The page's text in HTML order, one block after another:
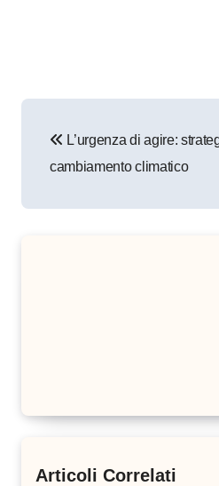
articoli
L’urgenza di agire:
cambiamento climatico
Articoli Correlati